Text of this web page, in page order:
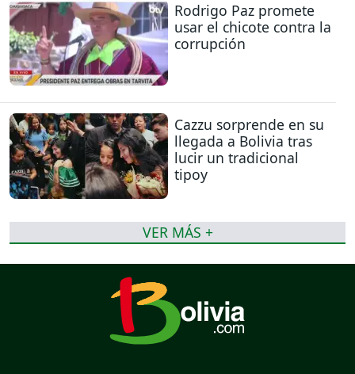
Rodrigo Paz promete
usar el chicote contra la
corrupción
Cazzu sorprende en su
llegada a Bolivia tras
lucir un tradicional
tipoy
VER MÁS +